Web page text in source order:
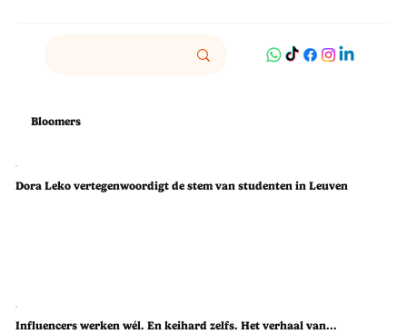
Bloomers
Dora Leko vertegenwoordigt de stem van studenten in Leuven
Influencers werken wél. En keihard zelfs. Het verhaal van...